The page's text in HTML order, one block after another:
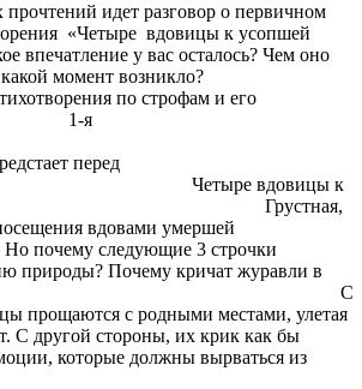
прочтений идет разговор о первичном
«Четыре вдовицы к усопшей
у вас осталось? Чем оно
в какой момент возникло?
по строфам и его
1-я
перед
вдовицы к
Грустная,
вдовами умершей
следующие 3 строчки
природы? Почему кричат журавли в
С
прощаются с родными местами, улетая
С другой стороны, их крик как бы
которые должны вырваться из